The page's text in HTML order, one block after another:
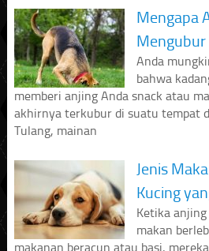
Mengapa
Mengubur
Anda
bahwa
memberi anjing Anda snack atau
akhirnya terkubur di suatu tempat
Tulang, mainan
Jenis
Kucing
Ketika
makan
makanan beracun atau basi,